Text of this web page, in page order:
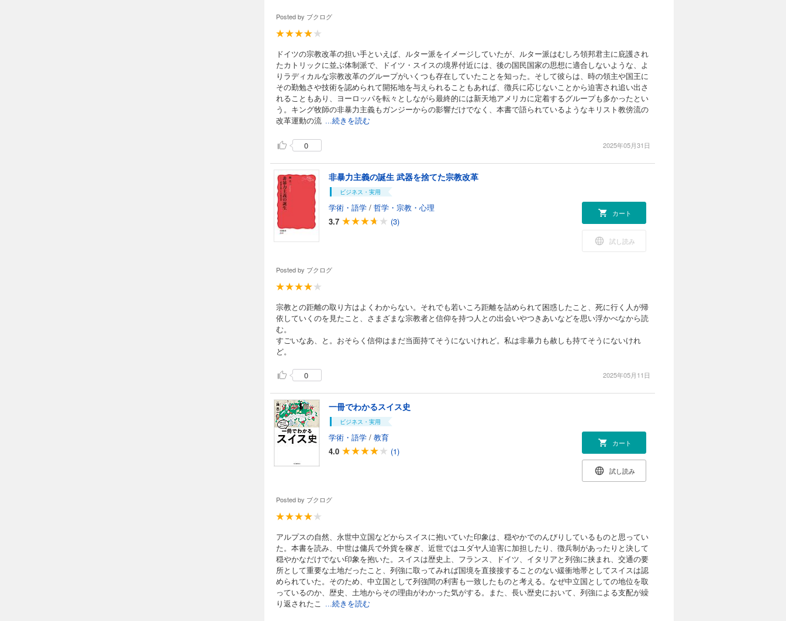
四章 女性および未成年者の改宗と亡命 はじめに 一 生存競争 二 転
落者と放浪者 三 結婚と家族の秩序 四 遺産相続 五 未成年者 おわ
りに 第五章 国家・共同体・個人 はじめに 一 門閥都市国家の政治と社
会 ルツェルンの場合 二 村落共同体と改宗者 三 都市共同体と改宗
者 四 国家による新しい「公益」政策 五 国家と共同体のあいだで
六 スイス農民戦争と平民世界の「脱宗派化」 おわりに 結論 あとがき 注
参考文献一覧（略記号付） ※この商品は紙の書籍のページを画像にした電
子書籍です。文字だけを拡大することはできませんので、タブレットサイ
近世ヨーロッパ史。 著書に、『改宗と亡命の社会史 近世スイスにおける
国家・共同体・個人』『ヨーロッパ読本 スイス』（共編著）『図説スイス
世ヨーロッパの宗教と政治 キリスト教世界の統一性と多元性』（共編
著）などがある。
Posted by ブクログ
ドイツの宗教改革の担い手といえば、ルター派をイメージしていたが、ルター派はむしろ領邦君主に庇護され
たカトリックに並ぶ体制派で、ドイツ・スイスの境界付近には、後の国民国家の思想に適合しないような、よ
りラディカルな宗教改革のグループがいくつも存在していたことを知った。そして彼らは、時の領主や国王に
その勤勉さや技術を認められて開拓地を与えられることもあれば、徴兵に応じないことから迫害され追い出さ
れることもあり、ヨーロッパを転々としながら最終的には新天地アメリカに定着するグループも多かったとい
う。キング牧師の非暴力主義もガンジーからの影響だけでなく、本書で語られているようなキリスト教傍流の
改革運動の流 ...続きを読む
0 2025年05月31日
非暴力主義の誕生 武器を捨てた宗教改革
ビジネス・実用
学術・語学 / 哲学・宗教・心理
3.7
(3)
カート
試し読み
Posted by ブクログ
宗教との距離の取り方はよくわからない。それでも若いころ距離を詰められて困惑したこと、死に行く人が帰
依していくのを見たこと、さまざまな宗教者と信仰を持つ人との出会いやつきあいなどを思い浮かべなから読
む。
すごいなあ、と。おそらく信仰はまだ当面持てそうにないけれど。私は非暴力も赦しも持てそうにないけれ
ど。
0 2025年05月11日
一冊でわかるスイス史
ビジネス・実用
学術・語学 / 教育
4.0
(1)
カート
試し読み
Posted by ブクログ
アルプスの自然、永世中立国などからスイスに抱いていた印象は、穏やかでのんびりしているものと思ってい
た。本書を読み、中世は傭兵で外貨を稼ぎ、近世ではユダヤ人迫害に加担したり、徴兵制があったりと決して
穏やかなだけでない印象を抱いた。スイスは歴史上、フランス、ドイツ、イタリアと列強に挟まれ、交通の要
所として重要な土地だったこと、列強に取ってみれば国境を直接接することのない緩衝地帯としてスイスは認
められていた。そのため、中立国として列強間の利害も一致したものと考える。なぜ中立国としての地位を取
っているのか、歴史、土地からその理由がわかった気がする。また、長い歴史において、列強による支配が繰
り返されたこ
...続きを読む